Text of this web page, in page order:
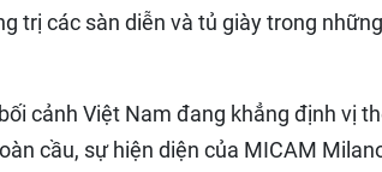
trị các sàn diễn và tủ giày trong những
cảnh Việt Nam đang khẳng định vị
cầu, sự hiện diện của MICAM